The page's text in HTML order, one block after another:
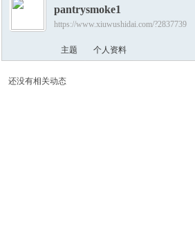
索
pantrysmoke1
https://www.xiuwushidai.com/?2837739
主题 个人资料
还没有相关动态